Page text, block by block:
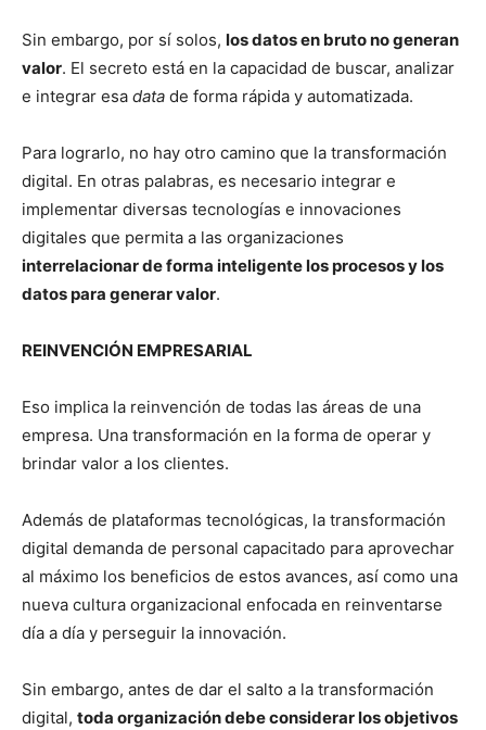
Sin embargo, por sí solos, los datos en bruto no generan
valor. El secreto está en la capacidad de buscar, analizar
e integrar esa data de forma rápida y automatizada.
Para lograrlo, no hay otro camino que la transformación
digital. En otras palabras, es necesario integrar e
implementar diversas tecnologías e innovaciones
digitales que permita a las organizaciones
interrelacionar de forma inteligente los procesos y los
datos para generar valor.
REINVENCIÓN EMPRESARIAL
Eso implica la reinvención de todas las áreas de una
empresa. Una transformación en la forma de operar y
brindar valor a los clientes.
Además de plataformas tecnológicas, la transformación
digital demanda de personal capacitado para aprovechar
al máximo los beneficios de estos avances, así como una
nueva cultura organizacional enfocada en reinventarse
día a día y perseguir la innovación.
Sin embargo, antes de dar el salto a la transformación
digital, toda organización debe considerar los objetivos